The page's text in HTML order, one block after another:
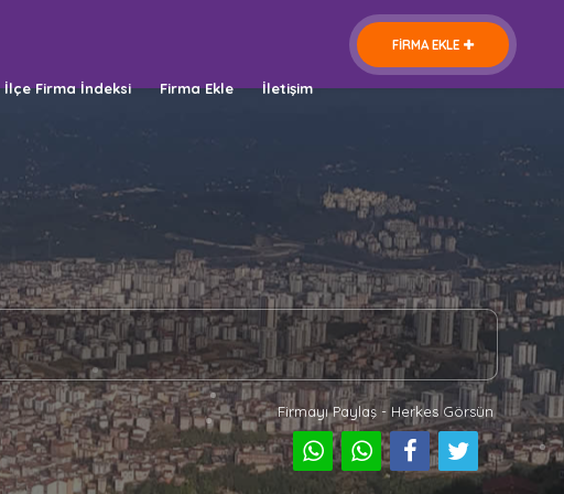
FİRMA EKLE
İlçe Firma İndeksi Firma Ekle İletişim
Firmayı Paylaş - Herkes Görsün